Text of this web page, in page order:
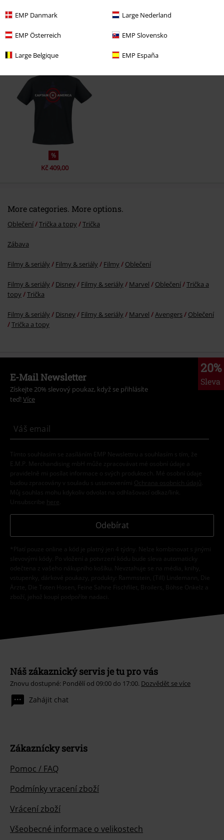
EMP Danmark Large Nederland
EMP Österreich EMP Slovensko
Large Belgique EMP España
Naposledy navštívené
%
Kč 409,00
More categories. More options.
Oblečení Trička a topy Trička
Zábava
Filmy & seriály Filmy & seriály Filmy Oblečení
Filmy & seriály Disney Filmy & seriály Marvel Oblečení
Trička a
topy
Trička
Filmy & seriály Disney Filmy & seriály Marvel Avengers
Oblečení
Trička a topy
20%
Sleva
E-Mail Newsletter
Získejte 20% slevový poukaz, když se přihlásíte
teď! Více
Tímto souhlasím se zasíláním EMP Newslettru a souhlasím s tím, že
E.M.P. Merchandising mbH může zpracovávat mé osobní údaje a
pravidelně mi posílat informace o svých produktech. Mé osobní údaje
budou zpracovány v souladu s ustanoveními
Ochrana osobních údajů
Můj souhlas mohu kdykoliv odvolat na odhlašovací odkaz/link.
Unsubscribe here
Odebírat
*Platí pouze online a kód je platný jen 4 týdny. Nelze kombinovat s jinými
slevovými kódy. Po vložení a potvrzení kódu bude sleva automaticky
odečtena z vašeho nákupního košíku. Nevztahuje se na média, knihy,
vstupenky, dárkové poukazy, produkty: Rammstein, (Till) Lindemann, Die
Ärzte, Die Toten Hosen, Feine Sahne Fischfilet, Broilers, Böhse Onkelz a
zboží, jehož koupí podpoříte nadaci.
Náš zákaznický servis je tu pro vás
Znovu dostupné: Pondělí od 09:00 do 17:00. Dozvědět se více
Zahájit chat
Zákaznícky servis
Pomoc / FAQ
Podmínky vracení zboží
Vrácení zboží
Všeobecné informace o velikostech